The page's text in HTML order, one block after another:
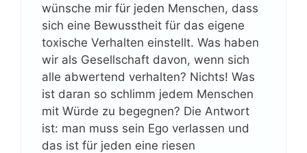
wünsche mir für jeden Menschen, dass
sich eine Bewusstheit für das eigene
toxische Verhalten einstellt. Was haben
wir als Gesellschaft davon, wenn sich
alle abwertend verhalten? Nichts! Was
ist daran so schlimm jedem Menschen
mit Würde zu begegnen? Die Antwort
ist: man muss sein Ego verlassen und
das ist für jeden eine riesen